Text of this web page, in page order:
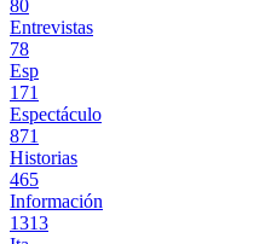
80
Entrevistas
78
Esp
171
Espectáculo
871
Historias
465
Información
1313